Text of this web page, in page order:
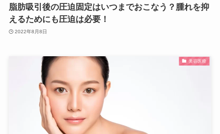
脂肪吸引後の圧迫固定はいつまでおこなう？腫れを抑
えるためにも圧迫は必要！
2022年8月8日
美容医療